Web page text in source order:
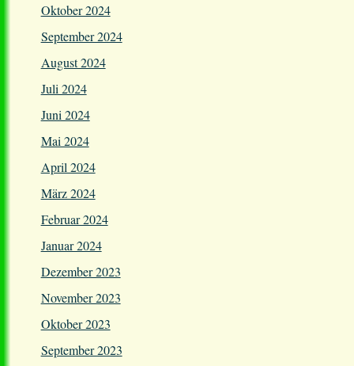
Oktober 2024
September 2024
August 2024
Juli 2024
Juni 2024
Mai 2024
April 2024
März 2024
Februar 2024
Januar 2024
Dezember 2023
November 2023
Oktober 2023
September 2023